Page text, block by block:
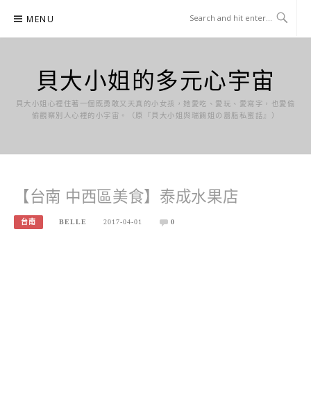
content
MENU
貝大小姐的多元心宇宙
貝大小姐心裡住著一個既勇敢又天真的小女孩，她愛吃、愛玩、愛寫字，也愛偷
偷觀察別人心裡的小宇宙。（原『貝大小姐與瑞餚姐の囂脂私蜜話』）
【台南 中西區美食】泰成水果店
台南 BELLE 2017-04-01 0